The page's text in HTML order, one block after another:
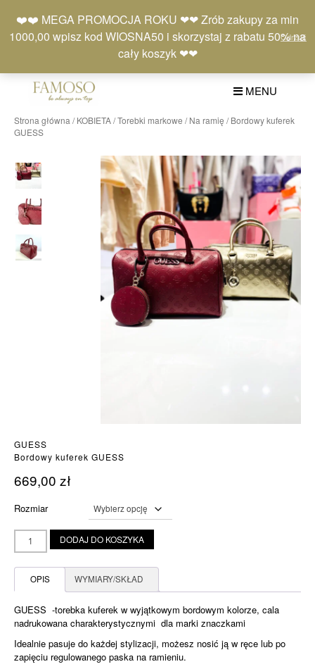
❤️❤️ MEGA PROMOCJA ROKU ❤❤ Zrób zakupy za min
1000,00 wpisz kod WIOSNA50 i skorzystaj z rabatu 50% na
cały koszyk ❤❤
Odrzuć
content
Moje
konto
Lista
życzeń
Koszyk
(0)
MENU
Strona główna /KOBIETA/Torebki markowe /Na ramię / Bordowy kuferek
GUESS
GUESS
Bordowy kuferek GUESS
669,00 zł
Rozmiar
ilość
Bordowy
GUESS
DODAJ DO KOSZYKA
OPIS WYMIARY/SKŁAD
GUESS -torebka kuferek w wyjątkowym bordowym kolorze, cala
nadrukowana charakterystycznymi dla marki znaczkami
Idealnie pasuje do każdej stylizacji, możesz nosić ją w ręce lub po
zapięciu regulowanego paska na ramieniu.